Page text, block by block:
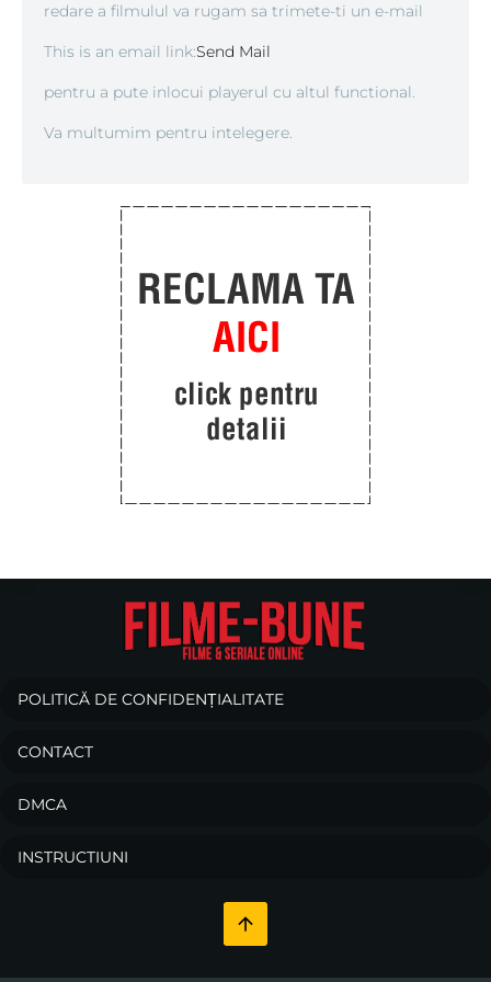
redare a filmulul va rugam sa trimete-ti un e-mail
This is an email link:Send Mail
pentru a pute inlocui playerul cu altul functional.
Va multumim pentru intelegere.
POLITICĂ DE CONFIDENȚIALITATE
CONTACT
DMCA
INSTRUCTIUNI